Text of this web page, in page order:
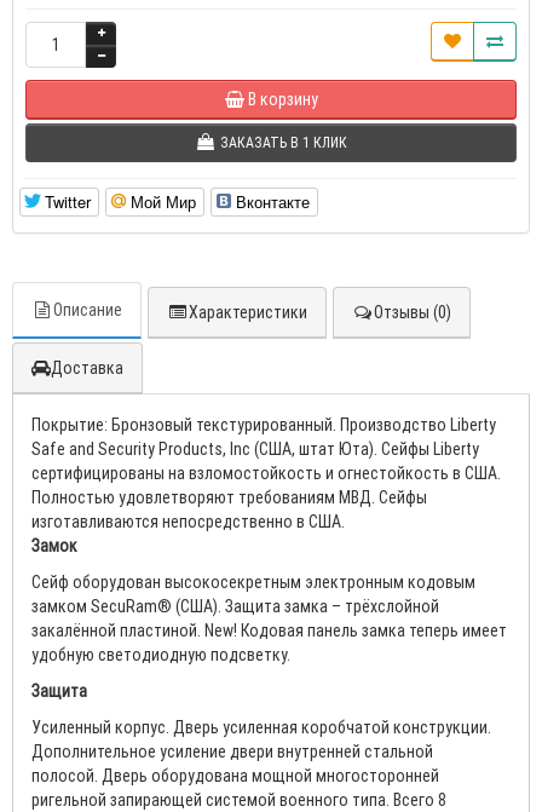
В корзину
ЗАКАЗАТЬ В 1 КЛИК
Twitter Мой Мир Вконтакте
Описание Характеристики Отзывы (0)
Доставка
Покрытие: Бронзовый текстурированный. Производство Liberty
Safe and Security Products, Inc (США, штат Юта). Сейфы Liberty
сертифицированы на взломостойкость и огнестойкость в США.
Полностью удовлетворяют требованиям МВД. Сейфы
изготавливаются непосредственно в США.
Замок
Сейф оборудован высокосекретным электронным кодовым
замком SecuRam® (США). Защита замка – трёхслойной
закалённой пластиной. New! Кодовая панель замка теперь имеет
удобную светодиодную подсветку.
Защита
Усиленный корпус. Дверь усиленная коробчатой конструкции.
Дополнительное усиление двери внутренней стальной
полосой. Дверь оборудована мощной многосторонней
ригельной запирающей системой военного типа. Всего 8